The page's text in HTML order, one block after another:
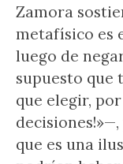
Zamora
metafísico es
luego de
supuesto que
que elegir,
que es una